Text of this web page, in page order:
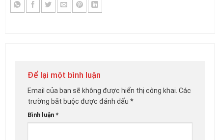
Để lại một bình luận
Email của bạn sẽ không được hiển thị công khai. Các
trường bắt buộc được đánh dấu *
Bình luận *